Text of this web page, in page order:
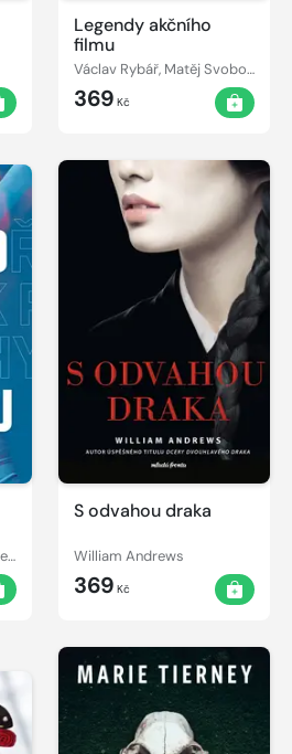
Legendy akčního
filmu
Václav Rybář, Matěj Svoboda
369 Kč
Juliet Starrett, Kelly Starrett
S odvahou draka
William Andrews
369 Kč